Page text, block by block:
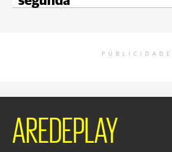
PUBLICIDADE
AREDEPLAY